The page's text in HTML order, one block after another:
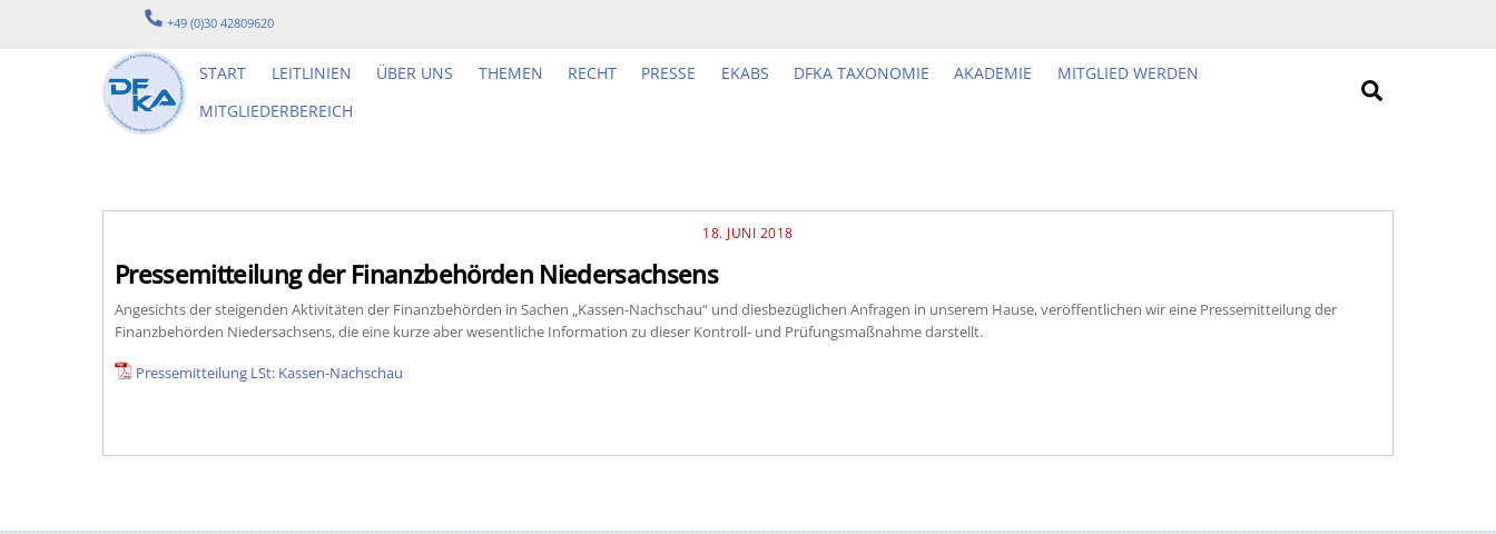
+49 (0)30 42809620
START LEITLINIEN ÜBER UNS THEMEN RECHT PRESSE EKABS DFKA TAXONOMIE AKADEMIE
MITGLIED WERDEN
MITGLIEDERBEREICH
18. JUNI 2018
Pressemitteilung der Finanzbehörden Niedersachsens
Angesichts der steigenden Aktivitäten der Finanzbehörden in Sachen „Kassen-Nachschau“ und diesbezüglichen Anfragen in unserem Hause, veröffentlichen wir eine Pressemitteilung der
Finanzbehörden Niedersachsens, die eine kurze aber wesentliche Information zu dieser Kontroll- und Prüfungsmaßnahme darstellt.
Pressemitteilung LSt: Kassen-Nachschau